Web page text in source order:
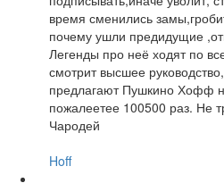
время сменились
почему ушли предидущие
Легенды про неё ходят по
смотрит высшее
предлагают Пушкино Хофф
пожалеетее 100500 раз. Не
Чародей
Hoff